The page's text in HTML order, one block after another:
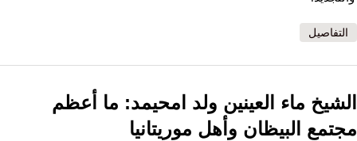
التفاصيل
الشيخ ماء العينين ولد امحيمد: ما أعظم
مجتمع البيظان وأهل موريتانيا